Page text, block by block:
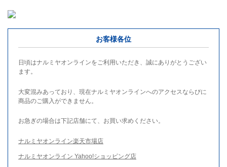
お客様各位
日頃はナルミヤオンラインをご利用いただき、誠にありがとうござい
ます。
大変混みあっており、現在ナルミヤオンラインへのアクセスならびに
商品のご購入ができません。
お急ぎの場合は下記店舗にて、お買い求めください。
ナルミヤオンライン楽天市場店
ナルミヤオンライン Yahoo!ショッピング店